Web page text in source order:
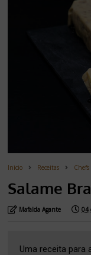
Inicio Receitas Chefs
Salame
Mafalda Agante 04
Uma receita para